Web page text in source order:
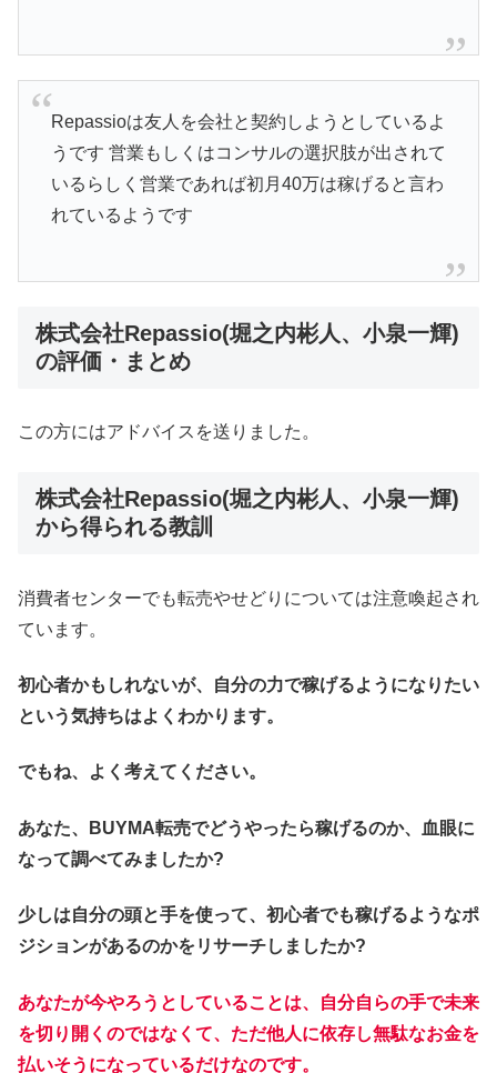
Repassioは友人を会社と契約しようとしているよ
うです 営業もしくはコンサルの選択肢が出されて
いるらしく営業であれば初月40万は稼げると言わ
れているようです
株式会社Repassio(堀之内彬人、小泉一輝)
の評価・まとめ
この方にはアドバイスを送りました。
株式会社Repassio(堀之内彬人、小泉一輝)
から得られる教訓
消費者センターでも転売やせどりについては注意喚起され
ています。
初心者かもしれないが、自分の力で稼げるようになりたい
という気持ちはよくわかります。
でもね、よく考えてください。
あなた、BUYMA転売でどうやったら稼げるのか、血眼に
なって調べてみましたか?
少しは自分の頭と手を使って、初心者でも稼げるようなポ
ジションがあるのかをリサーチしましたか?
あなたが今やろうとしていることは、自分自らの手で未来
を切り開くのではなくて、ただ他人に依存し無駄なお金を
払いそうになっているだけなのです。